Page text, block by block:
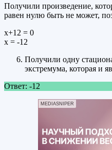
Получили произведение,
равен нулю быть не может,
х+12 = 0
х = -12
Получили одну
экстремума, которая и
Ответ: -12
MEDIASNIPER